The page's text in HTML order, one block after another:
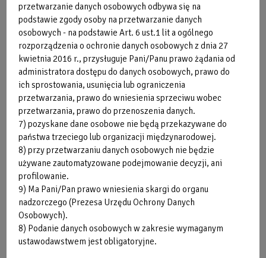
Przy pierwszym wydaniu karnetu pobierana jest
opłata jednorazowa w wysokości 10zł.
Referencja
segmentu
2026-07-24
Cennik Nauka i
doskonalenie pływania -
zajęcia indywidualne
2026-07-15
Regulamin uczestnictwa w
indywidualnych zajęciach
nauki i doskonalenia
pływania
przetwarzanie danych osobowych odbywa się na
podstawie zgody osoby na przetwarzanie danych
osobowych - na podstawie Art. 6 ust.1 lit a ogólnego
rozporządzenia o ochronie danych osobowych z dnia 27
kwietnia 2016 r., przysługuje Pani/Panu prawo żądania od
administratora dostępu do danych osobowych, prawo do
ich sprostowania, usunięcia lub ograniczenia
przetwarzania, prawo do wniesienia sprzeciwu wobec
przetwarzania, prawo do przenoszenia danych.
7) pozyskane dane osobowe nie będą przekazywane do
państwa trzeciego lub organizacji międzynarodowej.
8) przy przetwarzaniu danych osobowych nie będzie
używane zautomatyzowane podejmowanie decyzji, ani
profilowanie.
9) Ma Pani/Pan prawo wniesienia skargi do organu
nadzorczego (Prezesa Urzędu Ochrony Danych
Osobowych).
8) Podanie danych osobowych w zakresie wymaganym
ustawodawstwem jest obligatoryjne.